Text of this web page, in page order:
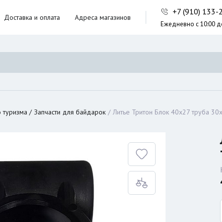
Доставка и оплата Адреса магазинов
+7 (910)
Ежедневно с 10:00
Запчасти для байдарок Литье Тритон Блок 40х27 труба